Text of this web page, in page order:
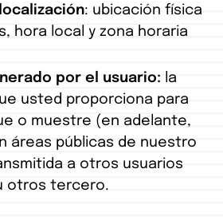
: ubicación física
hora local y zona horaria
por el usuario:
la
usted proporciona para
o muestre (en adelante,
áreas públicas de nuestro
a otros usuarios
otros tercero.